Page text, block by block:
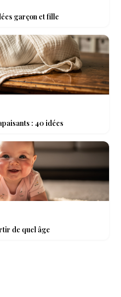
garçon et fille
: 40 idées
de quel âge